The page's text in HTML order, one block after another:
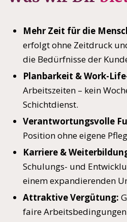
Mehr Zeit für die
erfolgt ohne Zeitdruck
die Bedürfnisse der
Planbarkeit & Work-
Arbeitszeiten – kein
Schichtdienst.
Verantwortungsvolle
Position ohne eigene
Karriere &
Schulungs- und
einem expandierenden
Attraktive Vergütung:
faire